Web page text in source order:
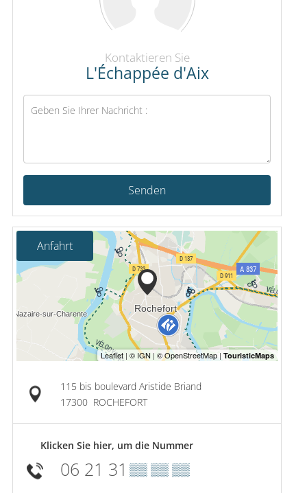
Kontaktieren Sie
L'Échappée d'Aix
Senden
Anfahrt
115 bis boulevard Aristide Briand
17300 ROCHEFORT
Klicken Sie hier, um die Nummer
06 21 31 ▒▒ ▒▒ ▒▒